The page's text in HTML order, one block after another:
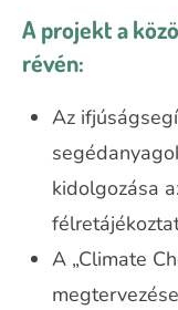
A projekt a
révén:
Az
kidolgozása
A „Climate